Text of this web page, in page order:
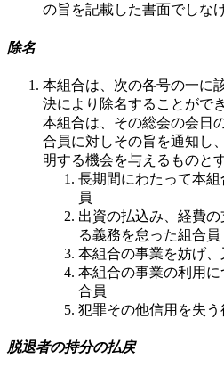
の旨を記載した書面でしな
除名
本組合は、次の各号の一に
決により除名することがで
本組合は、その総会の会日
合員に対しその旨を通知し
明する機会を与えるものとす
長期間にわたって本
員
出資の払込み、経費
る義務を怠った組合員
本組合の事業を妨げ
本組合の事業の利用
合員
犯罪その他信用を失
脱退者の持分の払戻